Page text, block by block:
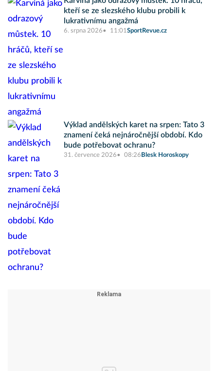
kteří se ze slezského klubu probili k
lukrativnímu angažmá
6. srpna 2026 11:01SportRevue.cz
Výklad andělských karet na srpen: Tato 3
znamení čeká nejnáročnější období. Kdo
bude potřebovat ochranu?
31. července 2026 08:26 Blesk Horoskopy